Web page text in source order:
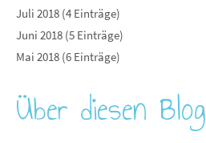
Juli 2018 (4 Einträge)
Juni 2018 (5 Einträge)
Mai 2018 (6 Einträge)
Über diesen Blog